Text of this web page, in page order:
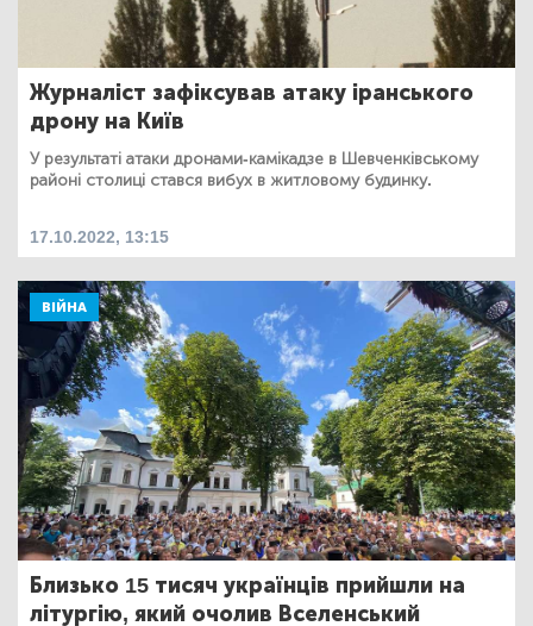
Журналіст зафіксував атаку іранського
дрону на Київ
У результаті атаки дронами-камікадзе в Шевченківському
районі столиці стався вибух в житловому будинку.
17.10.2022, 13:15
ВІЙНА
Близько 15 тисяч українців прийшли на
літургію, який очолив Вселенський